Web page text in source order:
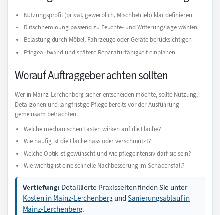
Nutzungsprofil (privat, gewerblich, Mischbetrieb) klar definieren
Rutschhemmung passend zu Feuchte- und Witterungslage wählen
Belastung durch Möbel, Fahrzeuge oder Geräte berücksichtigen
Pflegeaufwand und spätere Reparaturfähigkeit einplanen
Worauf Auftraggeber achten sollten
Wer in Mainz-Lerchenberg sicher entscheiden möchte, sollte Nutzung,
Detailzonen und langfristige Pflege bereits vor der Ausführung
gemeinsam betrachten.
Welche mechanischen Lasten wirken auf die Fläche?
Wie häufig ist die Fläche nass oder verschmutzt?
Welche Optik ist gewünscht und wie pflegeintensiv darf sie sein?
Wie wichtig ist eine schnelle Nachbesserung im Schadensfall?
Vertiefung: Detaillierte Praxisseiten finden Sie unter
Kosten in Mainz-Lerchenberg undSanierungsablauf in
Mainz-Lerchenberg.